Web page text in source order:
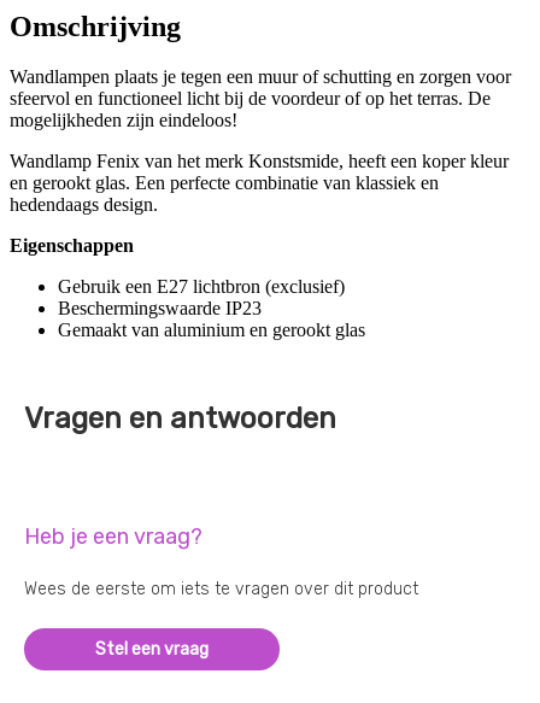
Omschrijving
Wandlampen plaats je tegen een muur of schutting en zorgen voor
sfeervol en functioneel licht bij de voordeur of op het terras. De
mogelijkheden zijn eindeloos!
Wandlamp Fenix van het merk Konstsmide, heeft een koper kleur
en gerookt glas. Een perfecte combinatie van klassiek en
hedendaags design.
Eigenschappen
Gebruik een E27 lichtbron (exclusief)
Beschermingswaarde IP23
Gemaakt van aluminium en gerookt glas
Vragen en antwoorden
Heb je een vraag?
Wees de eerste om iets te vragen over dit product
Stel een vraag